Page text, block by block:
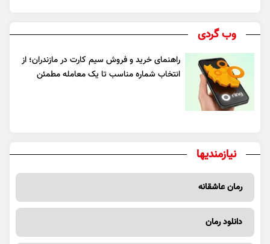
وب گردی
راهنمای خرید و فروش سیم کارت در مازندران؛ از
انتخاب شماره مناسب تا یک معامله مطمئن
نیازمندیها
رمان عاشقانه
دانلود رمان